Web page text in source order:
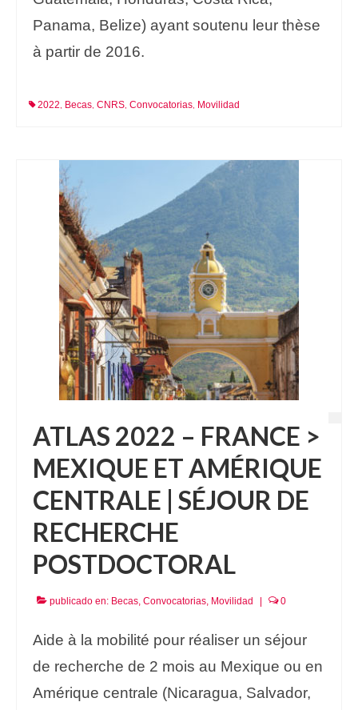
Panama, Belize) ayant soutenu leur thèse
à partir de 2016.
2022, Becas, CNRS, Convocatorias, Movilidad
ATLAS 2022 – FRANCE >
MEXIQUE ET AMÉRIQUE
CENTRALE | SÉJOUR DE
RECHERCHE
POSTDOCTORAL
publicado en: Becas, Convocatorias, Movilidad 0
Aide à la mobilité pour réaliser un séjour
de recherche de 2 mois au Mexique ou en
Amérique centrale (Nicaragua, Salvador,